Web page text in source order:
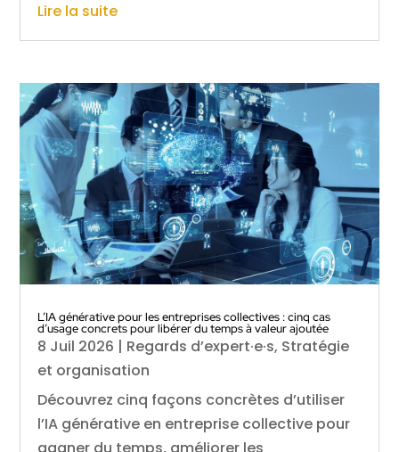
Lire la suite
L’IA générative pour les entreprises collectives : cinq cas
d’usage concrets pour libérer du temps à valeur ajoutée
8 Juil 2026 | Regards d’expert·e·s, Stratégie
et organisation
Découvrez cinq façons concrètes d’utiliser
l’IA générative en entreprise collective pour